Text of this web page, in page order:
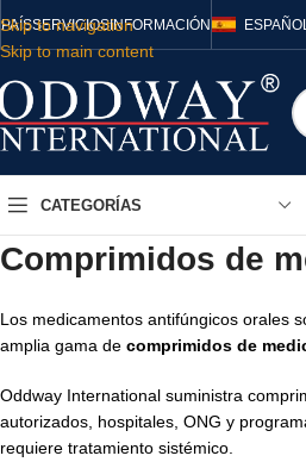
Skip to navigation
Skip to main content
PAÍSSERVICIOSINFORMACIÓN ESPAÑOL
CATEGORÍAS
Comprimidos de
Los medicamentos antifúngicos orales
amplia gama de comprimidos de
Oddway International suministra
autorizados, hospitales, ONG y
requiere tratamiento sistémico.